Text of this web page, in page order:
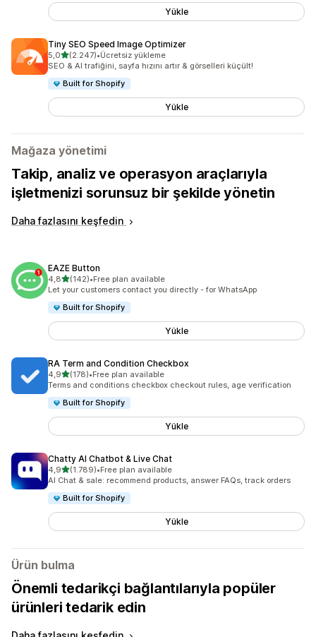
Yükle
Tiny SEO Speed Image Optimizer
5,05 yıldız üzerinden
(2.247)
toplam 2247 değerlendirme
•Ücretsiz yükleme
SEO & AI trafiğini, sayfa hızını artır & görselleri küçült!
Built for Shopify
Yükle
Mağaza yönetimi
Takip, analiz ve operasyon araçlarıyla
işletmenizi sorunsuz bir şekilde yönetin
Daha fazlasını keşfedin
EAZE Button
4,85 yıldız üzerinden
(142)
toplam 142 değerlendirme
•Free plan available
Let your customers contact you directly - for WhatsApp
Built for Shopify
Yükle
RA Term and Condition Checkbox
4,95 yıldız üzerinden
(178)
toplam 178 değerlendirme
•Free plan available
Terms and conditions checkbox checkout rules, age verification
Built for Shopify
Yükle
Chatty AI Chatbot & Live Chat
4,95 yıldız üzerinden
(1.789)
toplam 1789 değerlendirme
•Free plan available
AI Chat & sale: recommend products, answer FAQs, track orders
Built for Shopify
Yükle
Ürün bulma
Önemli tedarikçi bağlantılarıyla popüler
ürünleri tedarik edin